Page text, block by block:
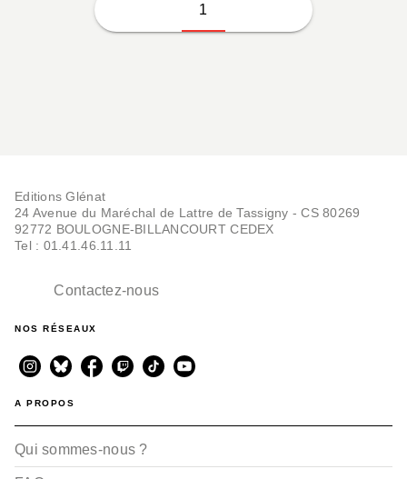
1
Editions Glénat
24 Avenue du Maréchal de Lattre de Tassigny - CS 80269
92772 BOULOGNE-BILLANCOURT CEDEX
Tel : 01.41.46.11.11
Contactez-nous
NOS RÉSEAUX
A PROPOS
Qui sommes-nous ?